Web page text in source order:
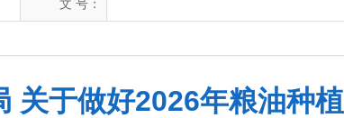
文 号：
关于做好2026年粮油种植